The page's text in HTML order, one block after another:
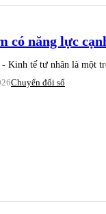
có năng lực
Kinh tế tư nhân là một
Chuyển đổi số